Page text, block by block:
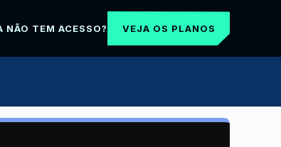
NÃO TEM ACESSO? VEJA OS PLANOS